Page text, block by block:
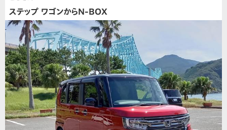
ステップ ワゴンからN-BOX